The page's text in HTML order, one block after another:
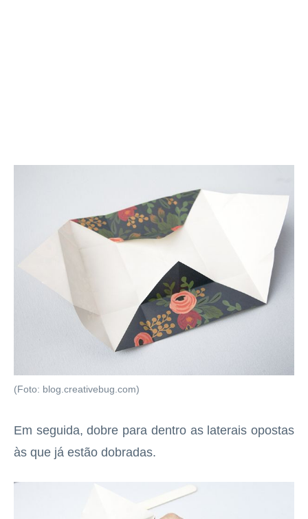
(Foto: blog.creativebug.com)
Em seguida, dobre para dentro as laterais opostas
às que já estão dobradas.